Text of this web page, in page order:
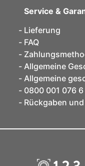
Service &
Lieferung
FAQ
Allgemeine
Allgemeine
0800 001 076 6
Rückgaben